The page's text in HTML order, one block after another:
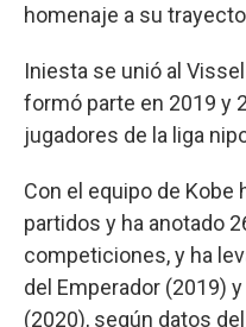
homenaje a su
Iniesta se unió al
formó parte en 2019 y
jugadores de la liga
Con el equipo de Kobe
partidos y ha anotado
competiciones, y ha
del Emperador (2019) y
(2020), según datos